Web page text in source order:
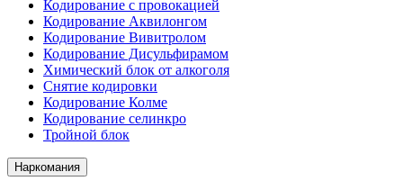
Кодирование с провокацией
Кодирование Аквилонгом
Кодирование Вивитролом
Кодирование Дисульфирамом
Химический блок от алкоголя
Снятие кодировки
Кодирование Колме
Кодирование селинкро
Тройной блок
Наркомания